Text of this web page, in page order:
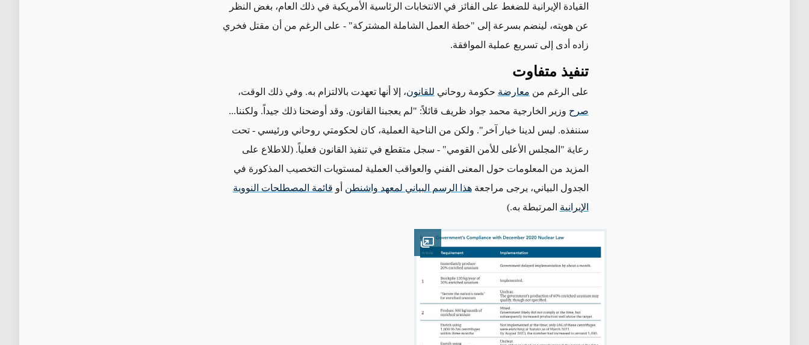
القيادة الإيرانية للضغط على الفائز في الانتخابات الرئاسية الأمريكية في ذلك العام، بغض النظر
عن هويته، لينضم بسرعة إلى "خطة العمل الشاملة المشتركة"- على الرغم من أن مقتل فخري
زاده أدى إلى تسريع عملية الموافقة.
تنفيذ متفاوت
على الرغم من معارضة حكومة روحاني للقانون، إلا أنها تعهدت بالالتزام به. وفي ذلك الوقت،
صرح وزير الخارجية محمد جواد ظريف قائلاً: "لم يعجبنا القانون. وقد أوضحنا ذلك جيداً. ولكننا...
سننفذه. ليس لدينا خيار آخر". ولكن من الناحية العملية، كان لحكومتي روحاني ورئيسي- تحت
رعاية "المجلس الأعلى للأمن القومي" - سجل متقطع في تنفيذ القانون فعلياً. (للاطلاع على
المزيد من المعلومات حول المعنى الفني والعواقب العملية لمستويات التخصيب المذكورة في
الجدول البياني، يرجى مراجعةهذا الرسم البياني لمعهد واشنطن أو قائمة المصطلحات النووية
الإيرانية المرتبطة به.)
Open image